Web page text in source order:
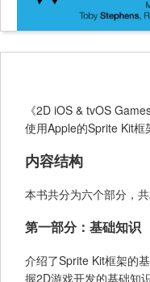
《2D iOS & tvOS
使用Apple的Sprite Kit
内容结构
本书共分为六个部分，
第一部分：基础知识
介绍了Sprite Kit框架的
握2D游戏开发的基础知识